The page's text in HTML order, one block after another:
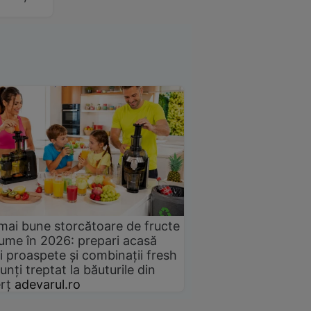
bune storcătoare de fructe
în 2026: prepari acasă
proaspete și combinații fresh
treptat la băuturile din
adevarul.ro